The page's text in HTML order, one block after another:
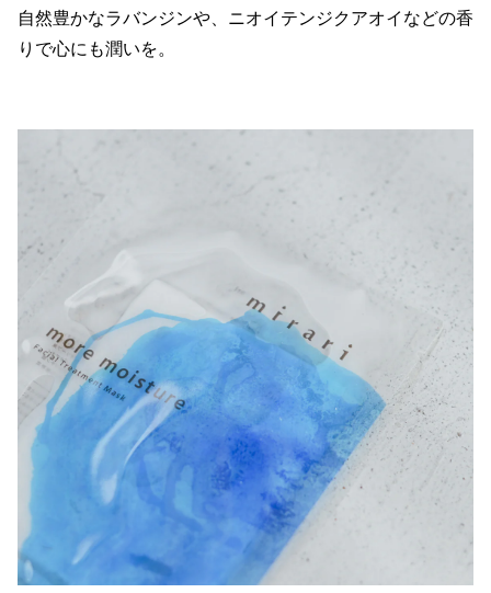
自然豊かなラバンジンや、ニオイテンジクアオイなどの香
りで心にも潤いを。